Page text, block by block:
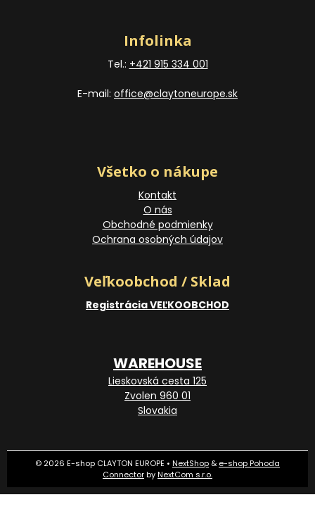
Infolinka
Tel.: +421 915 334 001
E-mail: office@claytoneurope.sk
Všetko o nákupe
Kontakt
O nás
Obchodné podmienky
Ochrana osobných údajov
Veľkoobchod / Sklad
Registrácia VEĽKOOBCHOD
WAREHOUSE
Lieskovská cesta 125
Zvolen 960 01
Slovakia
© 2026 E-shop CLAYTON EUROPE • NextShop & e-shop Pohoda
ConnectorbyNextCom s.r.o.